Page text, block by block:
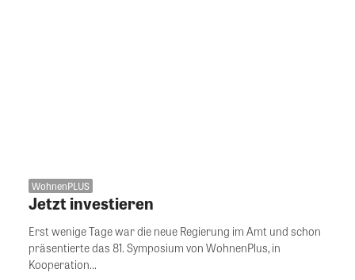
WohnenPLUS
Jetzt investieren
Erst wenige Tage war die neue Regierung im Amt und schon
präsentierte das 81. Symposium von WohnenPlus, in
Kooperation...